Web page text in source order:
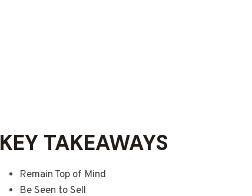
KEY TAKEAWAYS
Remain Top of Mind
Be Seen to Sell